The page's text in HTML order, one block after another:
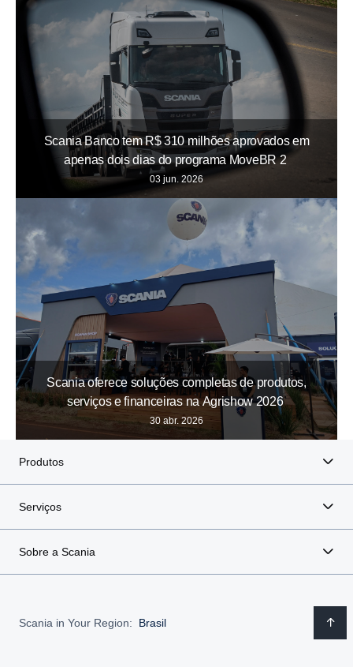
Scania Banco tem R$ 310 milhões aprovados em
apenas dois dias do programa MoveBR 2
03 jun. 2026
Scania oferece soluções completas de produtos,
serviços e financeiras na Agrishow 2026
30 abr. 2026
Produtos
Serviços
Sobre a Scania
Scania in Your Region: Brasil